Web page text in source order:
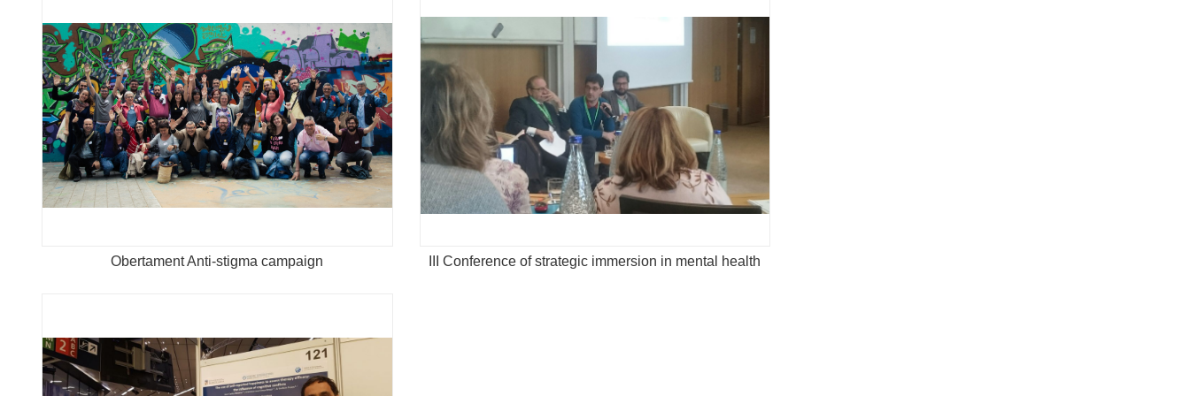
Obertament Anti-stigma campaign III Conference of strategic immersion in mental health